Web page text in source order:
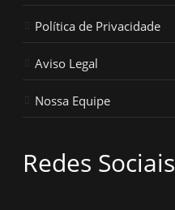
Política de Privacidade
Aviso Legal
Nossa Equipe
Redes Sociais